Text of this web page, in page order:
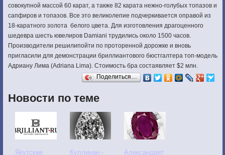
совокупной массой 60 карат, а также 82 карата нежно-голубых топазов и
сапфиров и топазов. Все это великолепие подчеркивается оправой из
18-каратного золота белого цвета. Для изготовления драгоценного
шедевра шесть ювелиров Damiani трудились около 1500 часов.
Производители решилипойти по проторенной дорожке и вновь
пригласили для демонстрации бриллиантового бюстгалтера топ-модель
Адриану Лима (Adriana Lima). Стоимость бра состаявляет $2 млн.
Поделиться…
Новости по теме
Якутские
Куллинан -
Александрит